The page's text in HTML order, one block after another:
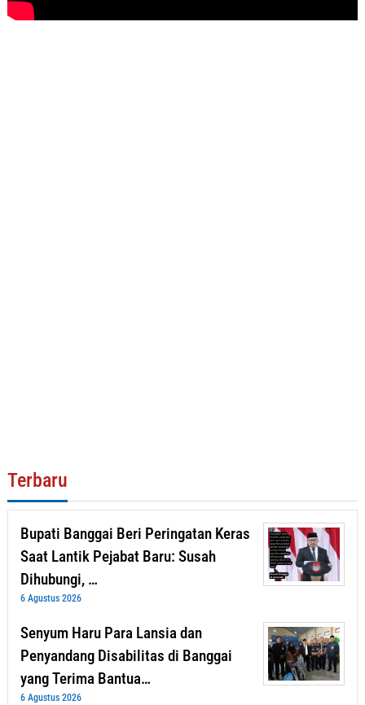
Terbaru
Bupati Banggai Beri Peringatan Keras
Saat Lantik Pejabat Baru: Susah
Dihubungi, …
6 Agustus 2026
Senyum Haru Para Lansia dan
Penyandang Disabilitas di Banggai
yang Terima Bantua…
6 Agustus 2026